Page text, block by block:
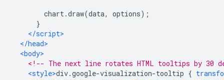
chart.draw(data, options);
}
</script>
</head>
<body>
<!-- The next line rotates HTML tooltips by 30
<style>div.google-visualization-tooltip {